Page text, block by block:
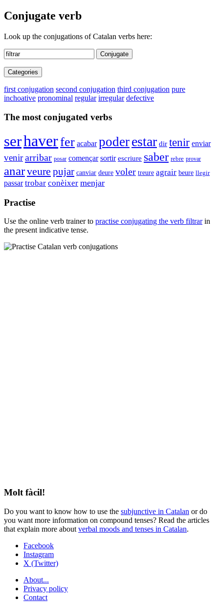
Conjugate verb
Look up the conjugations of Catalan verbs here:
Conjugate
Categories
first conjugation second conjugation third conjugation pure
inchoative pronominal regular irregular defective
The most conjugated verbs
serhaverfer acabar poderestar dir tenir enviar
venirarribar posar començar sortir escriure saber rebre provar
anarveure pujar canviar deure voler treure agrair beure llegir
passar trobar conèixer menjar
Practise
Use the online verb trainer to practise conjugating the verb filtrarin
the present indicative tense.
Molt fàcil!
Do you want to know how to use the subjunctive in Catalan or do
you want more information on compound tenses? Read the articles
that explain more about verbal moods and tenses in Catalan.
Facebook
Instagram
X (Twitter)
About...
Privacy policy
Contact